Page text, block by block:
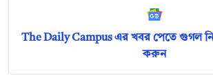
The Daily Campus এর খবর পেতে গুগল
করুন